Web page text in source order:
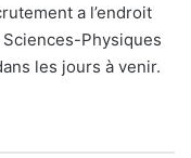
a l’endroit
Physiques
les jours à venir.